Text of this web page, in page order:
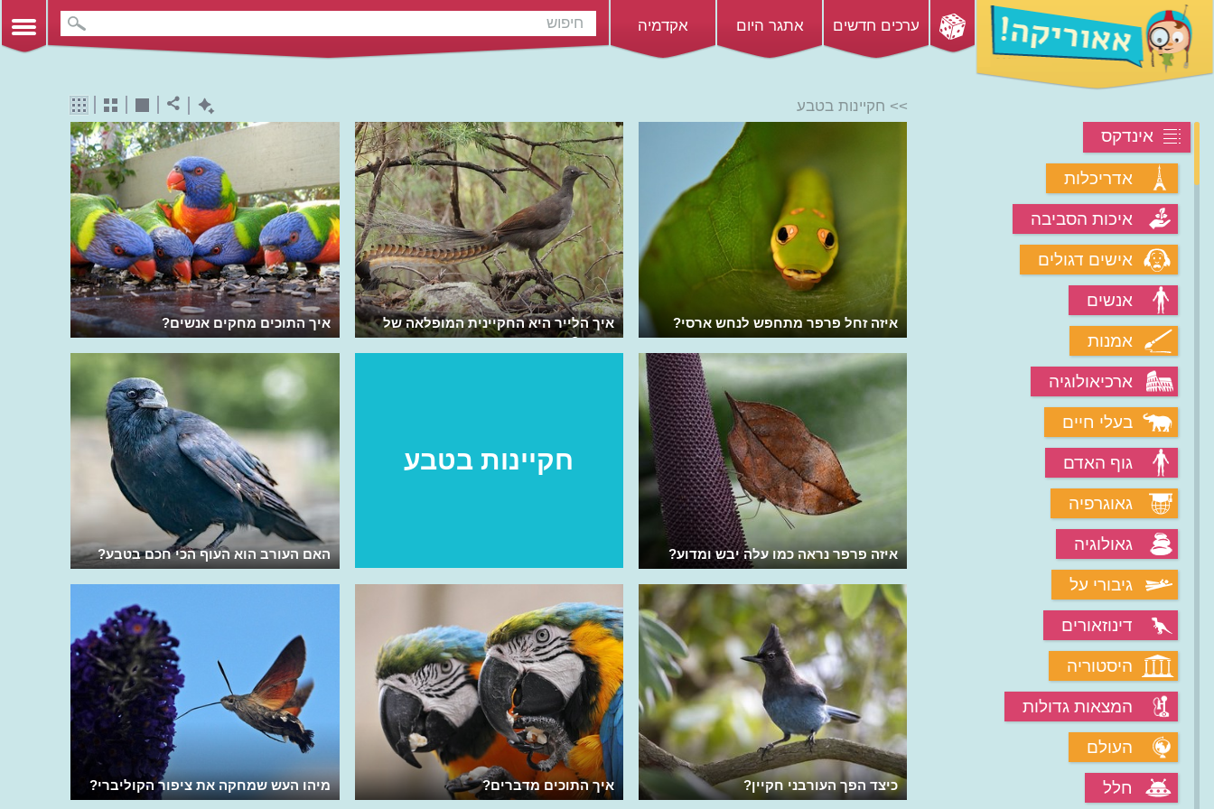
ערכים חדשים אתגר היום אקדמיה
אינדקס
אדריכלות
איכות הסביבה
אישים דגולים
אנשים
אמנות
ארכיאולוגיה
בעלי חיים
גוף האדם
גאוגרפיה
גאולוגיה
גיבורי על
דינוזאורים
היסטוריה
המצאות גדולות
העולם
חלל
>> חקיינות בטבע
איך התוכים מחקים אנשים?
איך הלייר היא החקיינית המופלאה של
הטבע?
איזה זחל פרפר מתחפש לנחש ארסי?
האם העורב הוא העוף הכי חכם בטבע?
חקיינות בטבע
איזה פרפר נראה כמו עלה יבש ומדוע?
מיהו העש שמחקה את ציפור הקוליברי? איך התוכים מדברים? כיצד הפך העורבני חקיין?
מהי מימיקריה?
איך צד החכאי את טרפו?